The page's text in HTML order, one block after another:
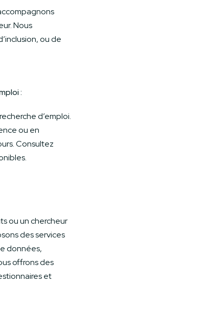
Nous
ou de
:
d’emploi.
ou en
Consultez
ou un chercheur
des services
données,
offrons des
et